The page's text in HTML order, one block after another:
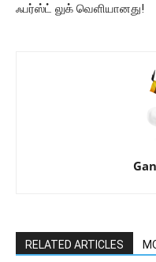
ஃபர்ஸ்ட் லுக் வெளியானது!
RELATED ARTICLES